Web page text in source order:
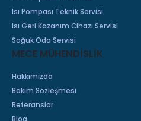
Isı Pompası Teknik Servisi
Isı Geri Kazanım Cihazı Servisi
Soğuk Oda Servisi
MECE MÜHENDİSLİK
Hakkımızda
Bakım Sözleşmesi
Referanslar
Blog